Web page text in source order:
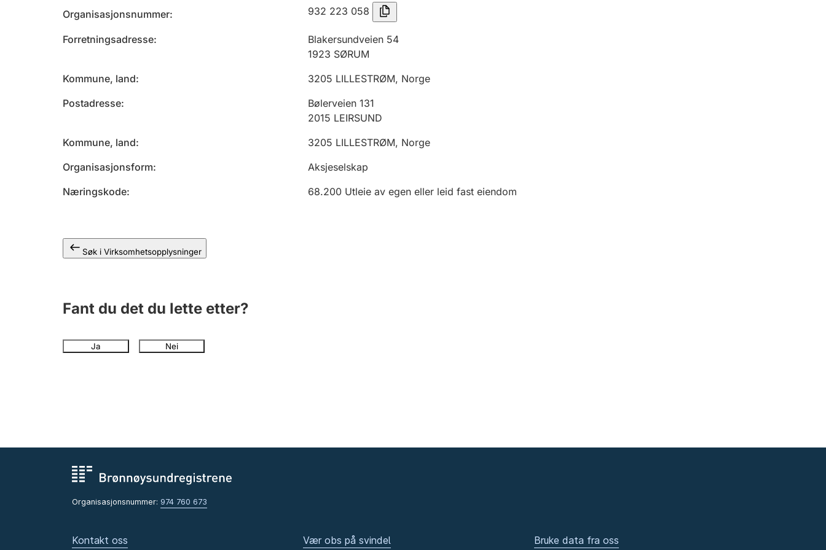
Organisasjonsnummer 932 223 058
Forretningsadresse
Blakersundveien 54
1923 SØRUM
Kommune, land
3205 LILLESTRØM, Norge
Postadresse
Bølerveien 131
2015 LEIRSUND
Kommune, land
3205 LILLESTRØM, Norge
Organisasjonsform
Aksjeselskap
Næringskode
68.200 Utleie av egen eller leid fast eiendom
Søk i Virksomhetsopplysninger
Fant du det du lette etter?
Ja Nei
Organisasjonsnummer: 974 760 673
Kontakt oss Vær obs på svindel Bruke data fra oss